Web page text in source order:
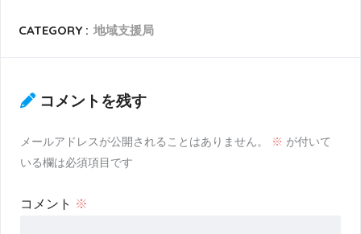
CATEGORY : 地域支援局
コメントを残す
メールアドレスが公開されることはありません。 ※ が付いて
いる欄は必須項目です
コメント ※